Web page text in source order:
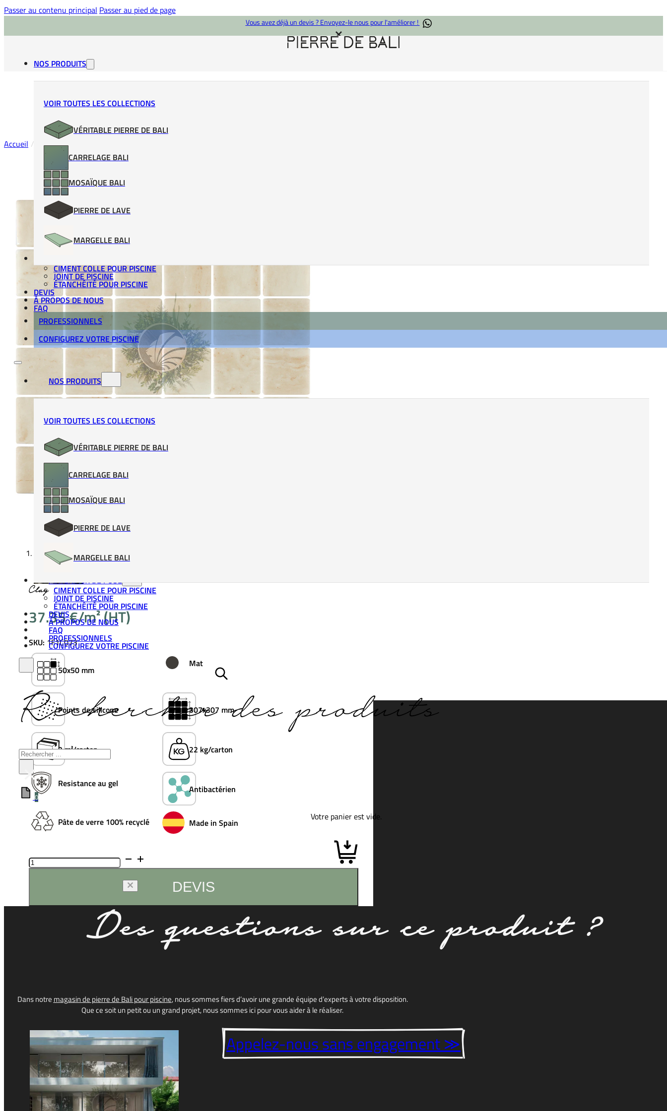
Passer au contenu principal Passer au pied de page
Vous avez déjà un devis ? Envoyez-le nous pour l'améliorer !
NOS PRODUITS
VOIR TOUTES LES COLLECTIONS
VÉRITABLE PIERRE DE BALI
CARRELAGE BALI
MOSAÏQUE BALI
PIERRE DE LAVE
MARGELLE BALI
CIMENT COLLE POUR PISCINE
JOINT DE PISCINE
ÉTANCHÉITÉ POUR PISCINE
DEVIS
À PROPOS DE NOUS
FAQ
PROFESSIONNELS
CONFIGUREZ VOTRE PISCINE
NOS PRODUITS
VOIR TOUTES LES COLLECTIONS
VÉRITABLE PIERRE DE BALI
CARRELAGE BALI
MOSAÏQUE BALI
PIERRE DE LAVE
MARGELLE BALI
MATÉRIAUX DE POSE
CIMENT COLLE POUR PISCINE
JOINT DE PISCINE
ÉTANCHÉITÉ POUR PISCINE
DEVIS
À PROPOS DE NOUS
FAQ
PROFESSIONNELS
CONFIGUREZ VOTRE PISCINE
Rechercher des produits
Rechercher
×
0
Votre panier est vide.
Accueil / Mosaïque Pierre de Bali
Clay
37.35€
SKU: 1F1C073
50x50 mm
Mat
Points de silicone 307x307 mm
2 m²/carton 22 kg/carton
Resistance au gel Antibactérien
Pâte de verre 100% recyclé Made in Spain
quantité
de
DEVIS
Desquestionssur ceproduit ?
Dans notre magasin de pierre de Bali pour piscine,noussommesfiersd’avoirune grandeéquiped’expertsàvotredisposition.
Que cesoitun petitou un grand projet,noussommesicipourvousaiderà le réaliser.
Appelez-nous sans engagement ≫